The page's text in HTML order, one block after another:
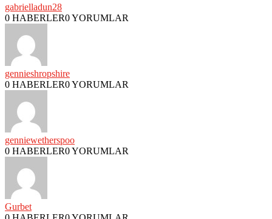
gabrielladun28
0 HABERLER0 YORUMLAR
gennieshropshire
0 HABERLER0 YORUMLAR
genniewetherspoo
0 HABERLER0 YORUMLAR
Gurbet